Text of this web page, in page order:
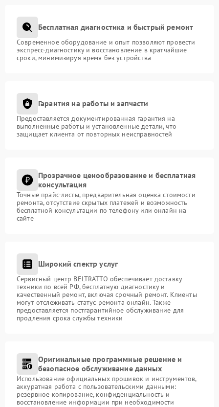
Бесплатная диагностика и быстрый ремонт
Современное оборудование и опыт позволяют провести
экспресс-диагностику и восстановление в кратчайшие
сроки, минимизируя время без устройства
Гарантия на работы и запчасти
Предоставляется документированная гарантия на
выполненные работы и установленные детали, что
защищает клиента от повторных неисправностей
Прозрачное ценообразование и бесплатная
консультация
Точные прайс-листы, предварительная оценка стоимости
ремонта, отсутствие скрытых платежей и возможность
бесплатной консультации по телефону или онлайн на
сайте
Широкий спектр услуг
Сервисный центр BELTRATTO обеспечивает доставку
техники по всей РФ, бесплатную диагностику и
качественный ремонт, включая срочный ремонт. Клиенты
могут отслеживать статус ремонта онлайн. Также
предоставляется постгарантийное обслуживание для
продления срока службы техники
Оригинальные программные решение и
безопасное обслуживание данных
Использование официальных прошивок и инструментов,
аккуратная работа с пользовательскими данными:
резервное копирование, конфиденциальность и
восстановление информации при необходимости